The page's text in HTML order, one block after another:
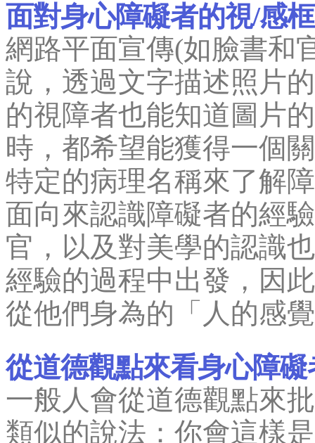
面對身心障礙者的視/感框
網路平面宣傳(如臉書和
說，透過文字描述照片
的視障者也能知道圖片
時，都希望能獲得一個
特定的病理名稱來了解
面向來認識障礙者的經
官，以及對美學的認識
經驗的過程中出發，因
從他們身為的「人的感
從道德觀點來看身心障礙
一般人會從道德觀點來
類似的說法：你會這樣